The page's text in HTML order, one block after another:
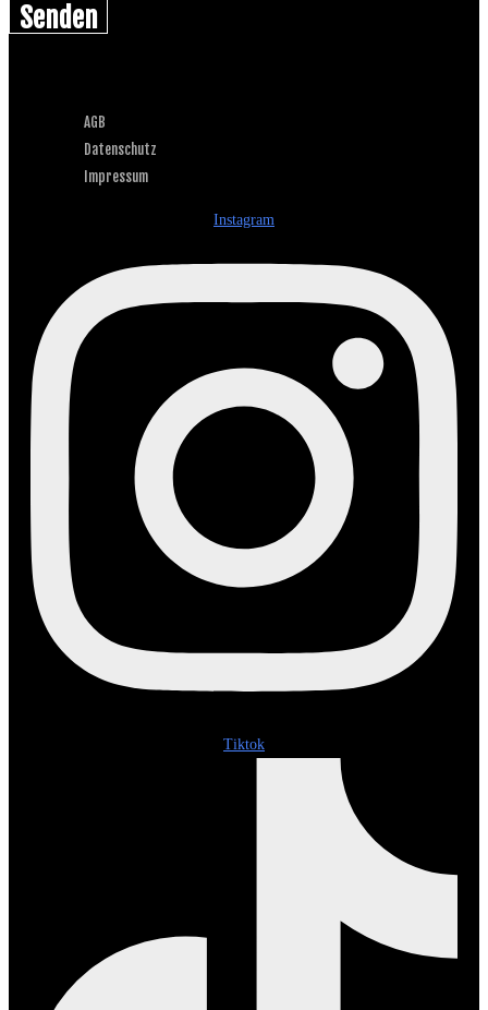
Senden
AGB
Datenschutz
Impressum
Instagram
Tiktok